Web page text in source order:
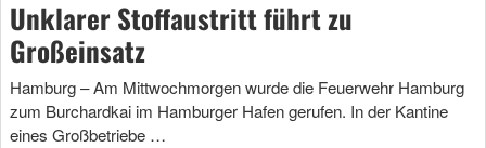
Unklarer Stoffaustritt führt zu
Großeinsatz
Hamburg – Am Mittwochmorgen wurde die Feuerwehr Hamburg
zum Burchardkai im Hamburger Hafen gerufen. In der Kantine
eines Großbetriebe …